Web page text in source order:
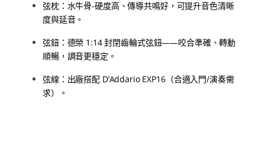
弦枕：水牛骨-硬度高、傳導共鳴好，可提升音色清晰
度與延音。
弦鈕：德榮 1:14 封閉齒輪式弦鈕——咬合準確、轉動
順暢，調音更穩定。
弦線：出廠搭配 D’Addario EXP16（合適入門/演奏需
求）。